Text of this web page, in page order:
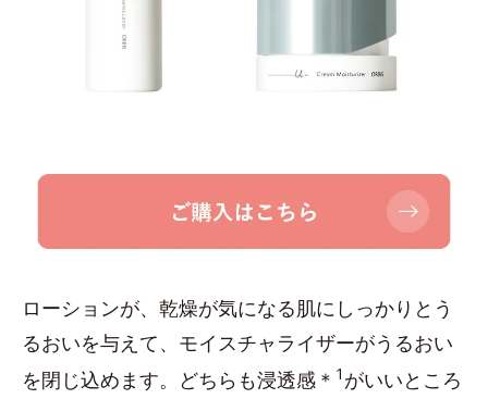
ローションが、乾燥が気になる肌にしっかりとう
るおいを与えて、モイスチャライザーがうるおい
を閉じ込めます。どちらも浸透感＊ 1 がいいところ